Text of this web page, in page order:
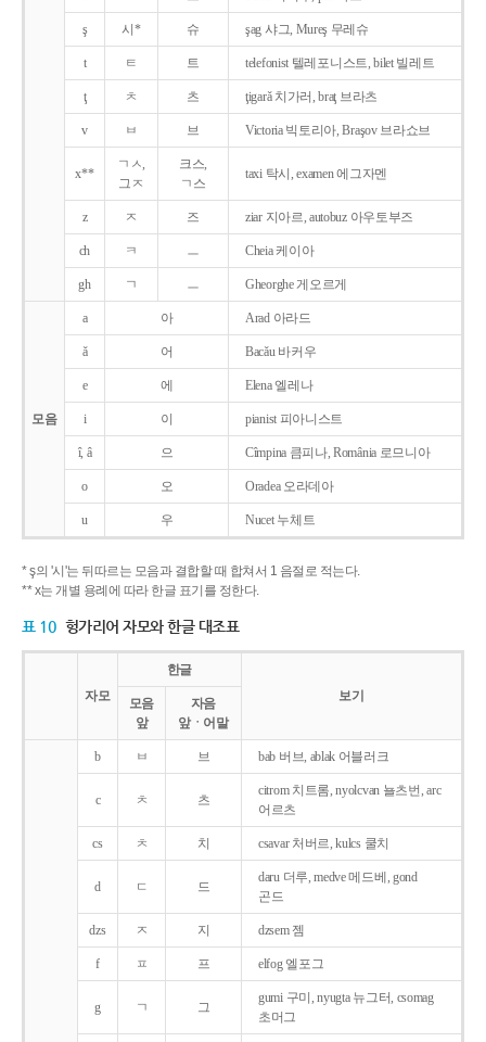
ş 시* 슈 şag 샤그, Mureş 무레슈
t ㅌ 트 telefonist 텔레포니스트, bilet 빌레트
ţ ㅊ 츠 ţigarǎ 치가러, braţ 브라츠
v ㅂ 브 Victoria 빅토리아, Braşov 브라쇼브
x**
ㄱㅅ,
그ㅈ
크스,
ㄱ스
taxi 탁시, examen 에그자멘
z ㅈ 즈 ziar 지아르, autobuz 아우토부즈
ch ㅋ ㅡ Cheia 케이아
gh ㄱ ㅡ Gheorghe 게오르게
모음
a 아 Arad 아라드
ǎ 어 Bacǎu 바커우
e 에 Elena 엘레나
i 이 pianist 피아니스트
î, â 으 Cîmpina 큼피나, România 로므니아
o 오 Oradea 오라데아
u 우 Nucet 누체트
* ş의 '시'는 뒤따르는 모음과 결합할 때 합쳐서 1 음절로 적는다.
** x는 개별 용례에 따라 한글 표기를 정한다.
표 10 헝가리어 자모와 한글 대조표
자모
한글
보기
모음
앞
자음
앞ㆍ어말
b ㅂ 브 bab 버브, ablak 어블러크
c ㅊ 츠
citrom 치트롬, nyolcvan 뇰츠번, arc
어르츠
cs ㅊ 치 csavar 처버르, kulcs 쿨치
d ㄷ 드
daru 더루, medve 메드베, gond
곤드
dzs ㅈ 지 dzsem 젬
f ㅍ 프 elfog 엘포그
g ㄱ 그
gumi 구미, nyugta 뉴그터, csomag
초머그